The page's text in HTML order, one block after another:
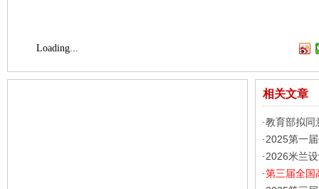
Loading...
相关文章
·教育部拟
· 2025第一
· 2026米兰
·第三届全